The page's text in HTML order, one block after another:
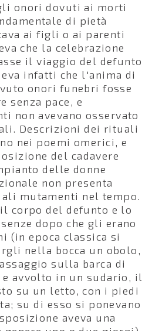
onori dovuti ai morti
di pietà
ai figli o ai parenti
che la celebrazione
il viaggio del defunto
infatti che l'anima di
onori funebri fosse
senza pace, e
non avevano osservato
Descrizioni dei rituali
nei poemi omerici, e
del cadavere
delle donne
non presenta
mutamenti nel tempo.
corpo del defunto e lo
dopo che gli erano
(in epoca classica si
nella bocca un obolo,
sulla barca di
avvolto in un sudario, il
su un letto, con i piedi
su di esso si ponevano
aveva una